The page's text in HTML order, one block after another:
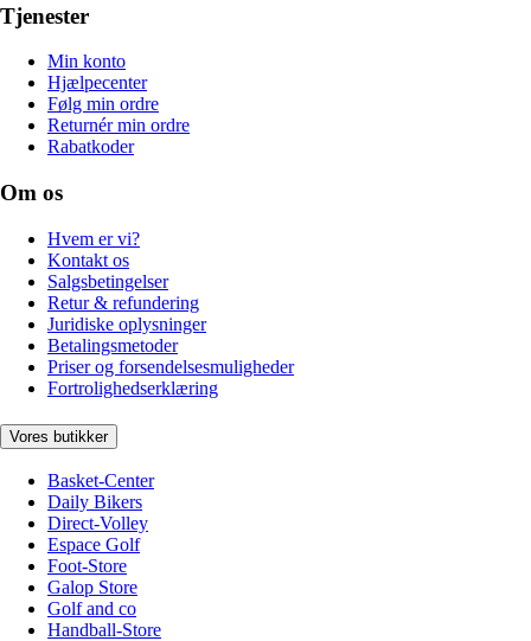
Tjenester
Min konto
Hjælpecenter
Følg min ordre
Returnér min ordre
Rabatkoder
Om os
Hvem er vi?
Kontakt os
Salgsbetingelser
Retur & refundering
Juridiske oplysninger
Betalingsmetoder
Priser og forsendelsesmuligheder
Fortrolighedserklæring
Vores butikker
Basket-Center
Daily Bikers
Direct-Volley
Espace Golf
Foot-Store
Galop Store
Golf and co
Handball-Store